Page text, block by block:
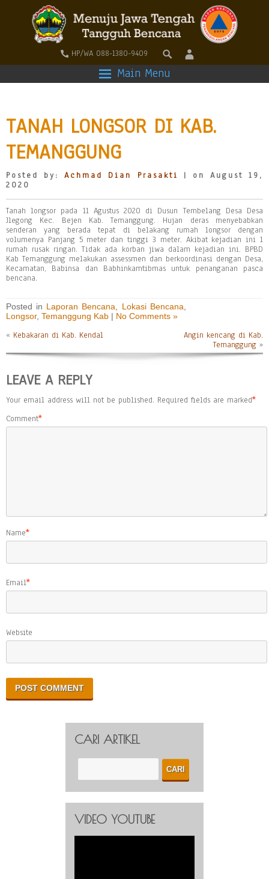
HP/WA 088-1380-9409
Main Menu
TANAH LONGSOR DI KAB.
TEMANGGUNG
Posted by:Achmad Dian Prasakti
| on August 19,
2020
Tanah longsor pada 11 Agustus 2020 di Dusun Tembelang Desa Desa
Jlegong Kec. Bejen Kab. Temanggung. Hujan deras menyebabkan
senderan yang berada tepat di belakang rumah longsor dengan
volumenya Panjang 5 meter dan tinggi 3 meter. Akibat kejadian ini 1
rumah rusak ringan. Tidak ada korban jiwa dalam kejadian ini. BPBD
Kab Temanggung melakukan assessmen dan berkoordinasi dengan Desa,
Kecamatan, Babinsa dan Babhinkamtibmas untuk penanganan pasca
bencana.
Posted in Laporan Bencana Lokasi Bencana
Longsor, Temanggung Kab | No Comments »
« Kebakaran di Kab. Kendal
Angin kencang di Kab.
Temanggung »
LEAVE A REPLY
Your email address will not be published. Required fields are marked*
Comment*
Name*
Email*
Website
CARI ARTIKEL
VIDEO YOUTUBE